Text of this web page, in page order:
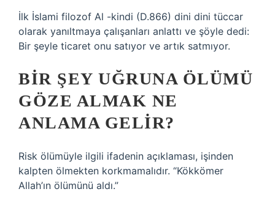
İlk İslami filozof Al -kindi (D.866) dini dini tüccar
olarak yanıltmaya çalışanları anlattı ve şöyle dedi:
Bir şeyle ticaret onu satıyor ve artık satmıyor.
BIR ŞEY UĞRUNA ÖLÜMÜ
GÖZE ALMAK NE
ANLAMA GELIR?
Risk ölümüyle ilgili ifadenin açıklaması, işinden
kalpten ölmekten korkmamalıdır. “Kökkömer
Allah’ın ölümünü aldı.”